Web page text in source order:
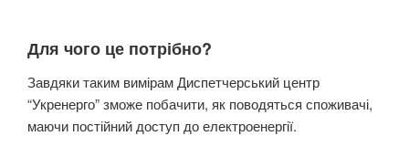
Для чого це потрібно?
Завдяки таким вимірам Диспетчерський центр
“Укренерго” зможе побачити, як поводяться споживачі,
маючи постійний доступ до електроенергії.